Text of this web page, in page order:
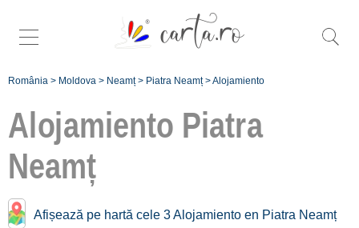
România > Moldova > Neamț> Piatra Neamț>Alojamiento
Alojamiento Piatra
Neamț
Afișează pe hartă cele 3 Alojamiento en Piatra Neamț
Alojamiento cerca de
Piatra Neamț:
Agapia